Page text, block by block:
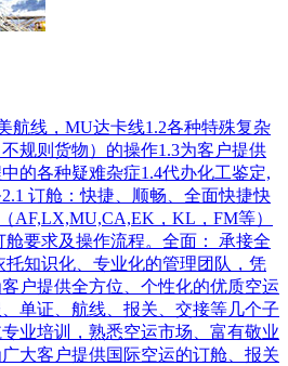
航线，MU达卡线1.2各种特殊复杂
规则货物）的操作1.3为客户提供
的各种疑难杂症1.4代办化工鉴定,
订舱：快捷、顺畅、全面快捷快
AF,LX,MU,CA,EK，KL，FM等）
要求及操作流程。全面： 承接全
知识化、专业化的管理团队，凭
户提供全方位、个性化的优质空运
单证、航线、报关、交接等几个子
业培训，熟悉空运市场、富有敬业
大客户提供国际空运的订舱、报关